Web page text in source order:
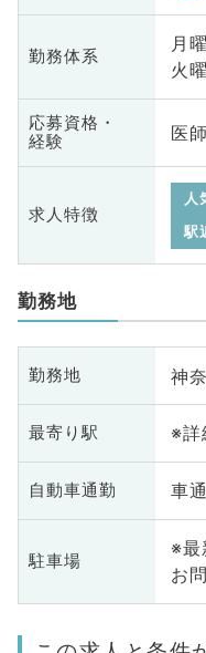
勤務体系
月
火
応募資格・
経験
医
求人特徴
人
駅
勤務地
勤務地 神
最寄り駅 ※詳
自動車通勤 車
駐車場
※最
お